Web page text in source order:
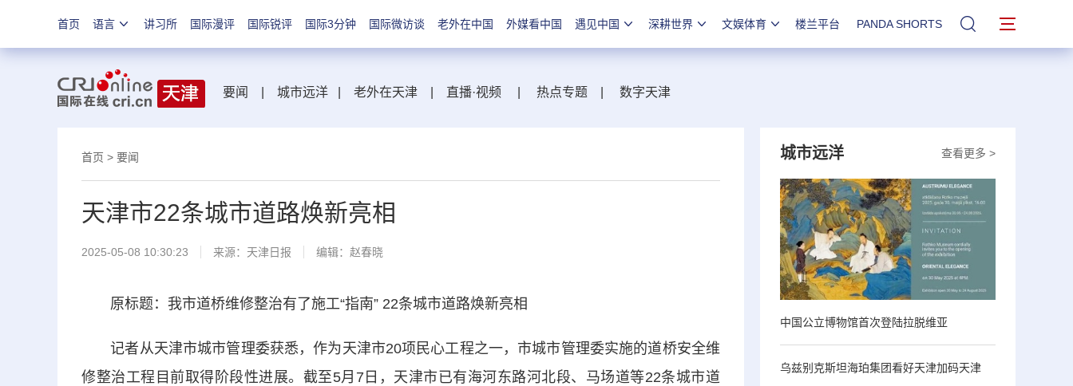
首页 语言 讲习所 国际漫评 国际锐评 国际3分钟 国际微访谈 老外在中国 外媒看中国 遇见中国 深耕世界 文娱体育 楼兰平台 PANDA SHORTS 站内搜索
要闻 城市远洋 老外在天津 直播·视频 热点专题 数字天津
首页 > 要闻
天津市22条城市道路焕新亮相
2025-05-08 10:30:23 来源： 天津日报 编辑：赵春晓
原标题：我市道桥维修整治有了施工“指南” 22条城市道路焕新亮相
记者从天津市城市管理委获悉，作为天津市20项民心工程之一，市城市管理委实施的道桥安全维
修整治工程目前取得阶段性进展。截至5月7日，天津市已有海河东路河北段、马场道等22条城市道
查看更多 >
城市远洋
中国公立博物馆首次登陆拉脱维亚
乌兹别克斯坦海珀集团看好天津加码天津